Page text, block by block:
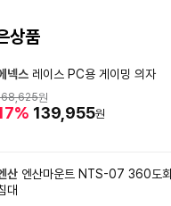
상품
넥스 레이스 PC용 게이밍 의자
원
139,955원
산 엔산마운트 NTS-07 360도
대